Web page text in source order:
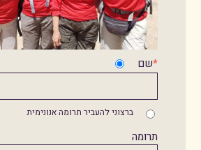
*שם
ברצוני להעביר תרומה אנונימית
תרומה